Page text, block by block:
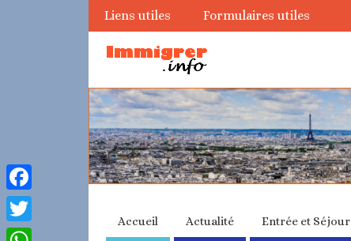
Liens utiles Formulaires utiles
Accueil Actualité Entrée et Séjour
Facebook
Twitter